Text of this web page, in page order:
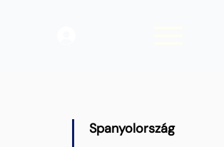
Spanyolország